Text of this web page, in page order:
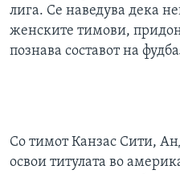
лига. Се наведува дека
женските тимови,
познава составот на
Со тимот Канзас Сити,
освои титулата во